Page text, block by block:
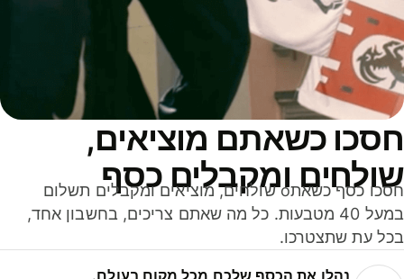
כשאתם מוציאים,
ומקבלים כסף
חסכו כסף כשאתo שולחים, מוציאים ומקבלים תשלום
במעל 40 מטבעות. כל מה שאתם צריכים, בחשבון אחד,
עת שתצטרכו.
נהלו את הכסף שלכם מכל מקום בעולם.